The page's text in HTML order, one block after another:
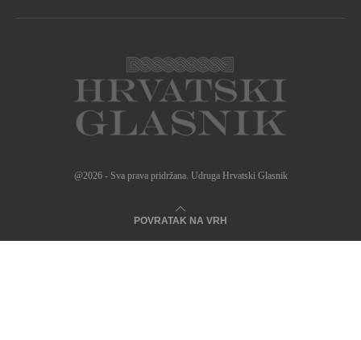
@2026 - Sva prava pridržana. Udruga Hrvatski Glasnik
POVRATAK NA VRH